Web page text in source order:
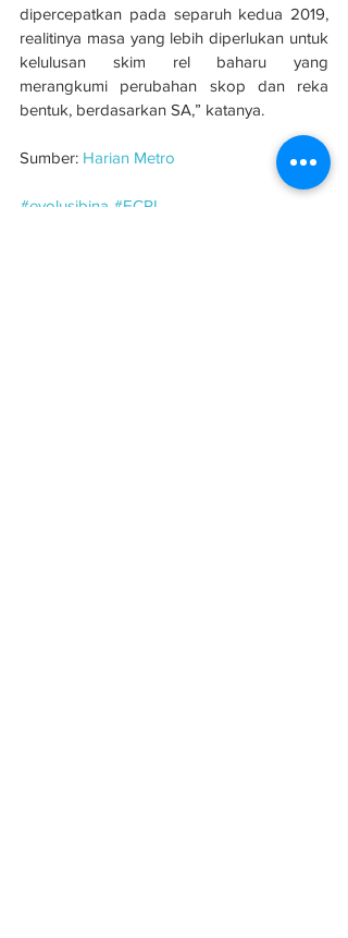
dipercepatkan pada separuh kedua 2019,
realitinya masa yang lebih diperlukan untuk
kelulusan skim rel baharu yang
merangkumi perubahan skop dan reka
bentuk, berdasarkan SA,” katanya.
Sumber: Harian Metro
#evolusibina #ECRL